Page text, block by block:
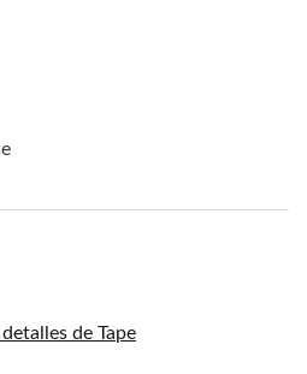
de Tape